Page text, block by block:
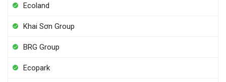
Ecoland
Khai Sơn Group
BRG Group
Ecopark